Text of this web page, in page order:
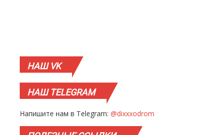
НАШVK
НАШTELEGRAM
Напишите нам в Telegram: @dixxxodrom